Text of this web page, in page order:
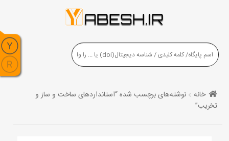
خانه
نوشته‌های برچسب شده “استانداردهای ساخت و ساز و
تخریب”